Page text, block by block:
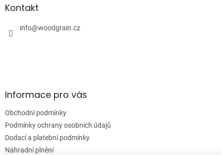
aKontakt
info@woodgrain.cz
Informace pro vás
Obchodní podmínky
Podmínky ochrany osobních údajů
Dodací a platební podmínky
Náhradní plnění